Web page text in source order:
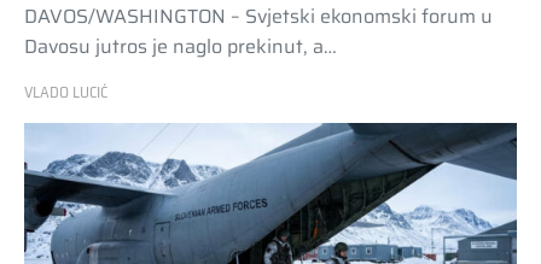
DAVOS/WASHINGTON – Svjetski ekonomski forum u
Davosu jutros je naglo prekinut, a…
VLADO LUCIĆ